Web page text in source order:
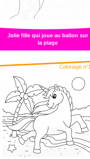
Jolie fille qui joue au ballon sur
la plage
Coloriage